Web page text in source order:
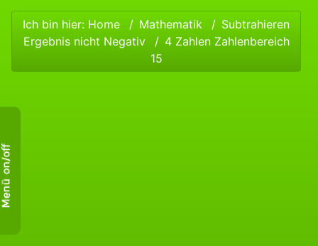
Ich bin hier: Home Mathematik
Subtrahieren
Ergebnis nicht Negativ
4 Zahlen Zahlenbereich
15